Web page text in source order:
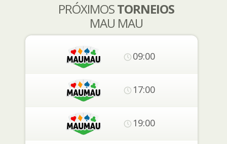
PRÓXIMOSTORNEIOS
MAU MAU
09:00
17:00
19:00